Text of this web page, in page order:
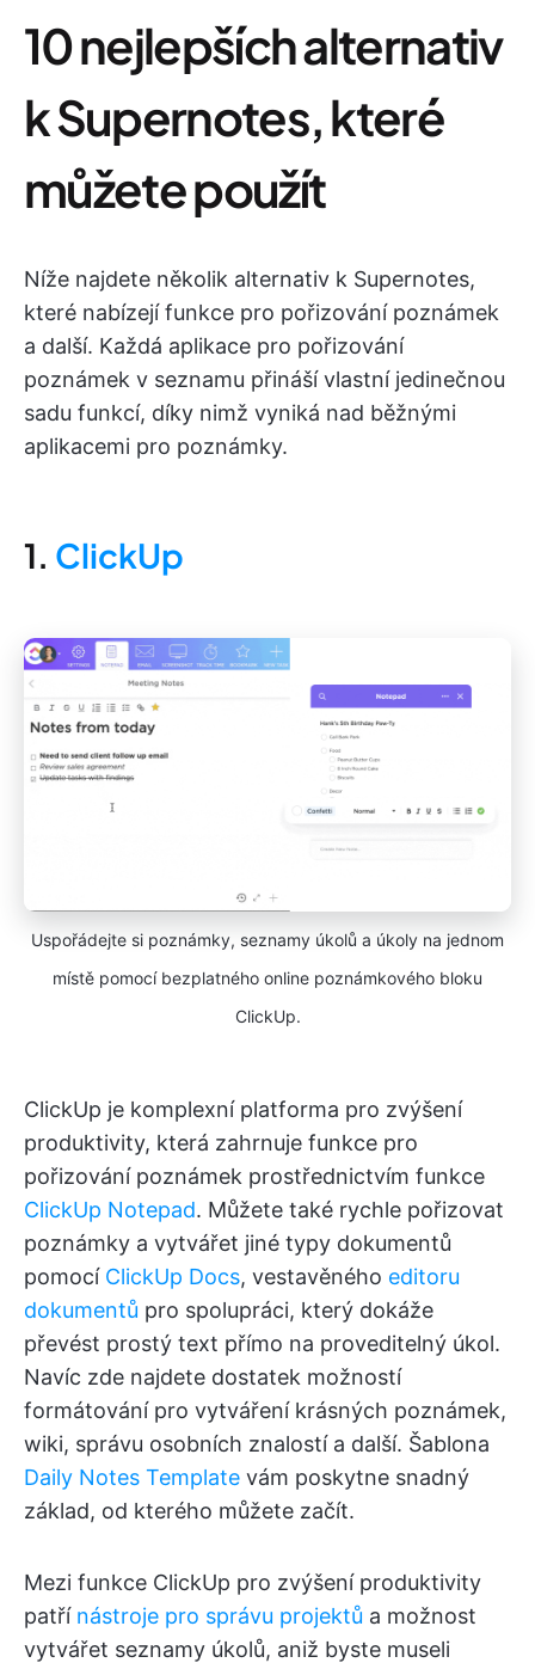
10 nejlepších alternativ
k Supernotes, které
můžete použít
Níže najdete několik alternativ k Supernotes,
které nabízejí funkce pro pořizování poznámek
a další. Každá aplikace pro pořizování
poznámek v seznamu přináší vlastní jedinečnou
sadu funkcí, díky nimž vyniká nad běžnými
aplikacemi pro poznámky.
1. ClickUp
Uspořádejte si poznámky, seznamy úkolů a úkoly na jednom
místě pomocí bezplatného online poznámkového bloku
ClickUp.
ClickUp je komplexní platforma pro zvýšení
produktivity, která zahrnuje funkce pro
pořizování poznámek prostřednictvím funkce
ClickUp Notepad. Můžete také rychle pořizovat
poznámky a vytvářet jiné typy dokumentů
pomocí ClickUp Docs, vestavěného editoru
dokumentů pro spolupráci, který dokáže
převést prostý text přímo na proveditelný úkol.
Navíc zde najdete dostatek možností
formátování pro vytváření krásných poznámek,
wiki, správu osobních znalostí a další. Šablona
Daily Notes Template vám poskytne snadný
základ, od kterého můžete začít.
Mezi funkce ClickUp pro zvýšení produktivity
patří nástroje pro správu projektů a možnost
vytvářet seznamy úkolů, aniž byste museli